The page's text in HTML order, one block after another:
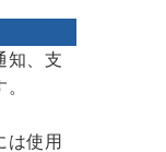
知、支
は使用